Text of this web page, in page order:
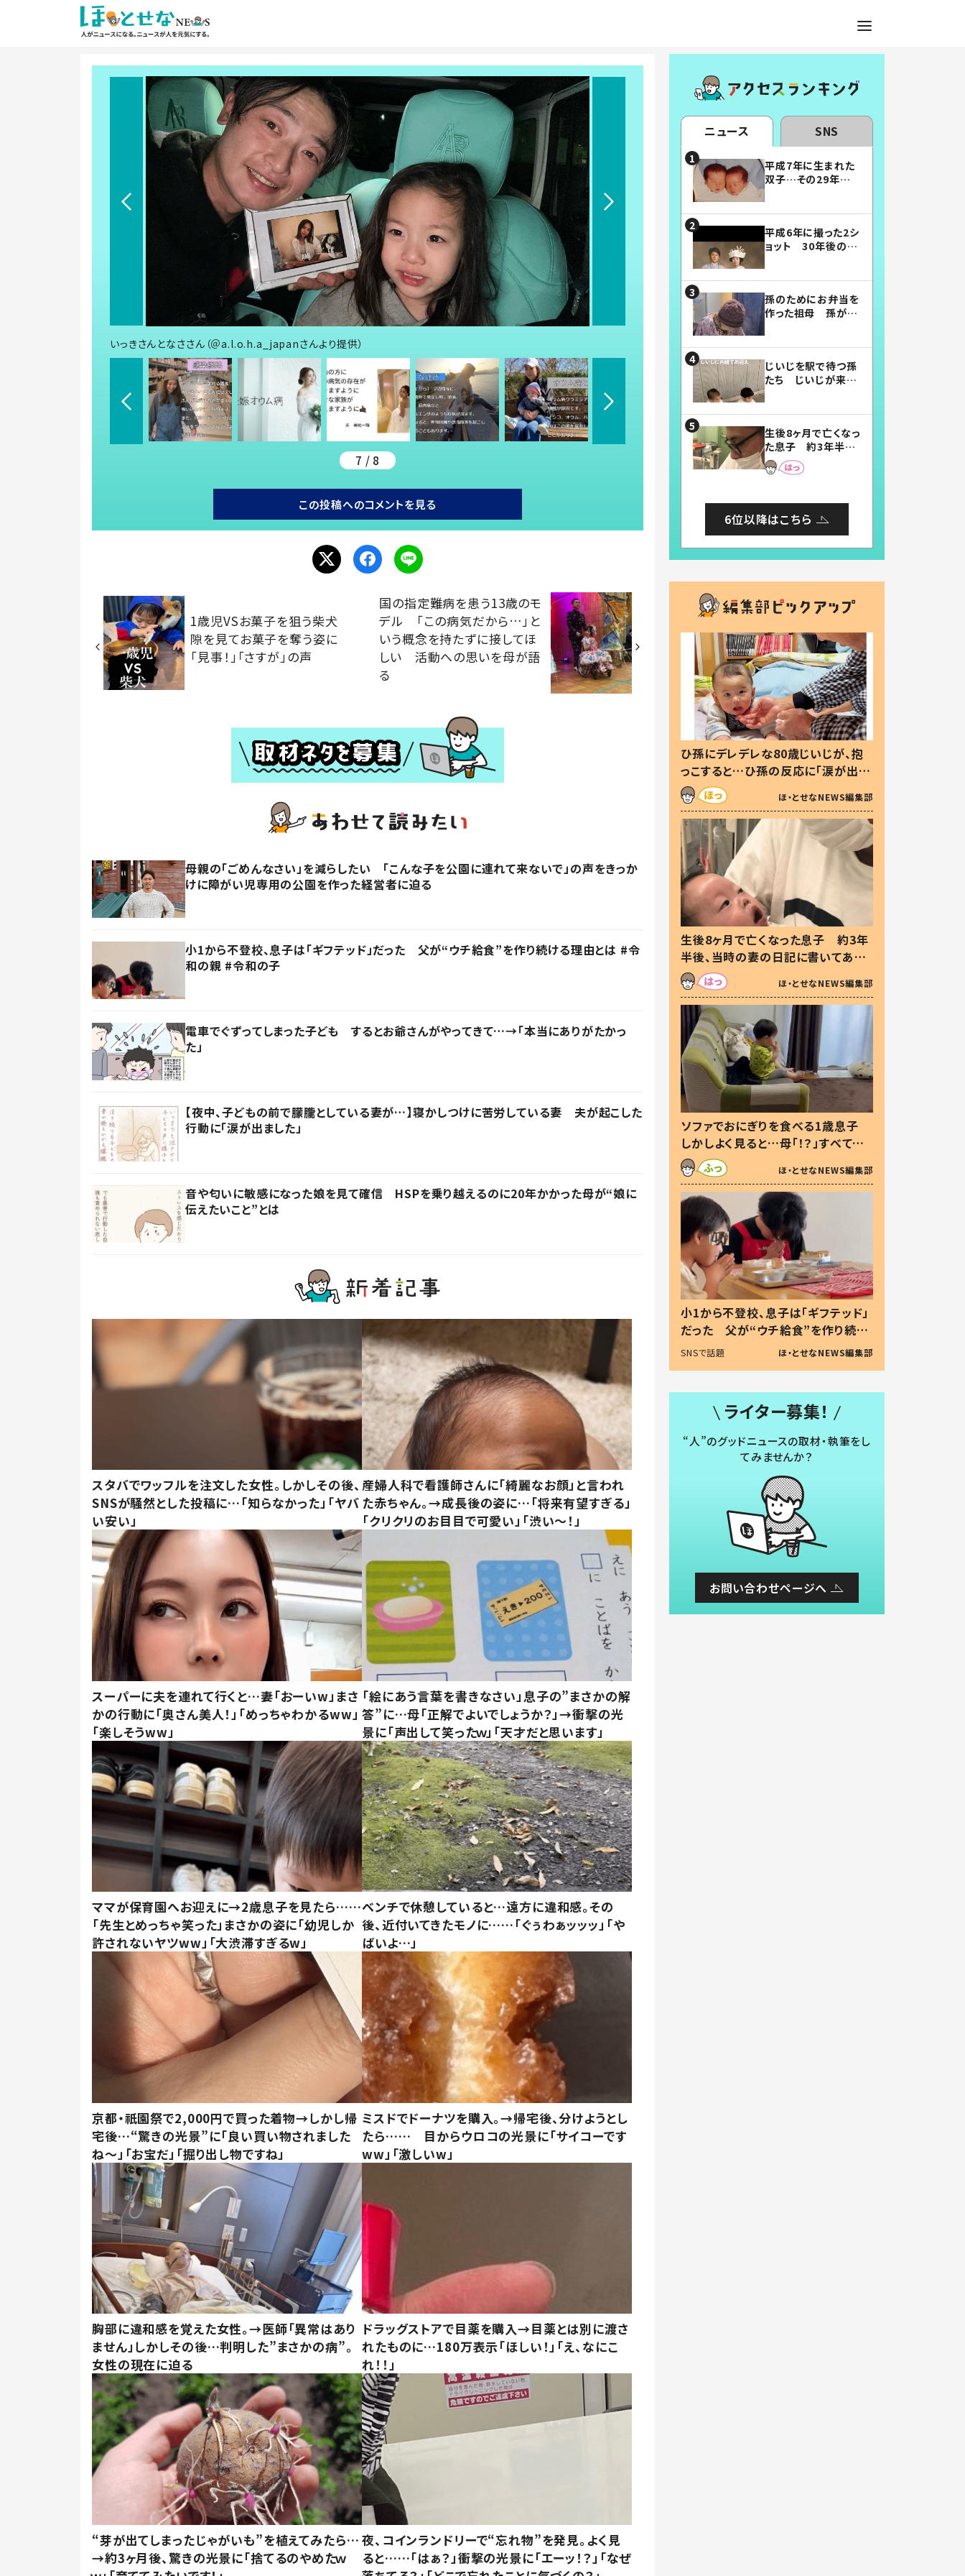
いっきさんとなささん（＠a.l.o.h.a_japanさんより提供）
7 / 8
この投稿へのコメントを見る
1歳児VSお菓子を狙う柴犬
隙を見てお菓子を奪う姿に
「見事！」「さすが」の声
国の指定難病を患う13歳のモ
デル 「この病気だから…」と
いう概念を持たずに接してほ
しい 活動への思いを母が語
る
母親の「ごめんなさい」を減らしたい 「こんな子を公園に連れて来ないで」の声をきっか
けに障がい児専用の公園を作った経営者に迫る
小1から不登校、息子は「ギフテッド」だった 父が“ウチ給食”を作り続ける理由とは #令
和の親 #令和の子
電車でぐずってしまった子ども するとお爺さんがやってきて…→「本当にありがたかっ
た」
【夜中、子どもの前で朦朧としている妻が…】寝かしつけに苦労している妻 夫が起こした
行動に「涙が出ました」
音や匂いに敏感になった娘を見て確信 HSPを乗り越えるのに20年かかった母が“娘に
伝えたいこと”とは
スタバでワッフルを注文した女性。しかしその後、
SNSが騒然とした投稿に…「知らなかった」「ヤバ
い安い」
産婦人科で看護師さんに「綺麗なお顔」と言われ
た赤ちゃん。→成長後の姿に…「将来有望すぎる」
「クリクリのお目目で可愛い」「渋い～！」
スーパーに夫を連れて行くと…妻「おーいw」まさ
かの行動に「奥さん美人！」「めっちゃわかるww」
「楽しそうww」
「絵にあう言葉を書きなさい」息子の”まさかの解
答”に…母「正解でよいでしょうか？」→衝撃の光
景に「声出して笑ったｗ」「天才だと思います」
ママが保育園へお迎えに→2歳息子を見たら……
「先生とめっちゃ笑った」まさかの姿に「幼児しか
許されないヤツww」「大渋滞すぎるw」
ベンチで休憩していると…遠方に違和感。その
後、近付いてきたモノに……「ぐぅわぁッッッ」「や
ばいよ…」
京都・祇園祭で2,000円で買った着物→しかし帰
宅後…“驚きの光景”に「良い買い物されました
ね～」「お宝だ」「掘り出し物ですね」
ミスドでドーナツを購入。→帰宅後、分けようとし
たら…… 目からウロコの光景に「サイコーです
ww」「激しいw」
胸部に違和感を覚えた女性。→医師「異常はあり
ません」しかしその後…判明した”まさかの病”。
女性の現在に迫る
ドラッグストアで目薬を購入→目薬とは別に渡さ
れたものに…180万表示「ほしい！」「え、なにこ
れ！！」
“芽が出てしまったじゃがいも”を植えてみたら…
→約3ヶ月後、驚きの光景に「捨てるのやめたｗ
夜、コインランドリーで“忘れ物”を発見。よく見
ると……「はぁ？」衝撃の光景に「エーッ！？」「なぜ
ニュース SNS
平成7年に生まれた
双子…その29年後
平成6年に撮った2シ
ョット 30年後の姿
孫のためにお弁当を
作った祖母 孫が絶
じいじを駅で待つ孫
たち じいじが来た
まらない」「幸せにな
れる」
生後8ヶ月で亡くなっ
た息子 約3年半
後、当時の妻の日記
に書いてあった本音
6位以降はこちら
ひ孫にデレデレな80歳じいじが、抱
っこすると…ひ孫の反応に「涙が出ま
した」「可愛くて仕方ない」
ほ・とせなNEWS編集部
生後8ヶ月で亡くなった息子 約3年
半後、当時の妻の日記に書いてあっ
た本音とは
ほ・とせなNEWS編集部
ソファでおにぎりを食べる1歳息子
しかしよく見ると…母「！？」すべてを
察した母の投稿に「可愛いから許
す！」「現行犯〜」
ほ・とせなNEWS編集部
小1から不登校、息子は「ギフテッド」
だった 父が“ウチ給食”を作り続け
る理由とは #令和の親 #令和の子
SNSで話題 ほ・とせなNEWS編集部
ライター募集！
“人”のグッドニュースの取材・執筆をし
てみませんか？
お問い合わせページへ